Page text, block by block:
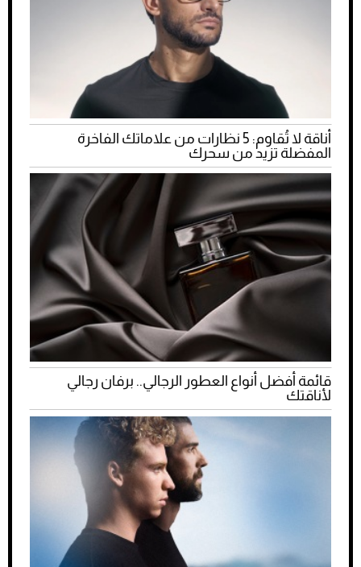
أناقة لا تُقاوم: 5 نظارات من علاماتك الفاخرة
المفضلة تزيد من سحرك
قائمة أفضل أنواع العطور الرجالي.. برفان رجالي
لأناقتك